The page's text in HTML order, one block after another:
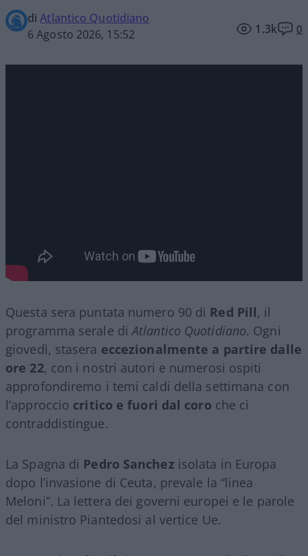
diAtlantico Quotidiano
6 Agosto 2026, 15:52
1.3k 0
Questa sera puntata numero 90 di Red Pill, il
programma serale diAtlantico Quotidiano. Ogni
giovedì, stasera eccezionalmente a partire dalle
ore 22, con i nostri autori e numerosi ospiti
approfondiremo i temi caldi della settimana con
l’approccio critico e fuori dal coro che ci
contraddistingue.
La Spagna di Pedro Sanchez isolata in Europa
dopo l’invasione di Ceuta, prevale la “linea
Meloni”. La lettera dei governi europei e le parole
del ministro Piantedosi al vertice Ue.